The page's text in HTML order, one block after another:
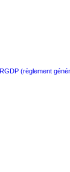
RGDP (règlement